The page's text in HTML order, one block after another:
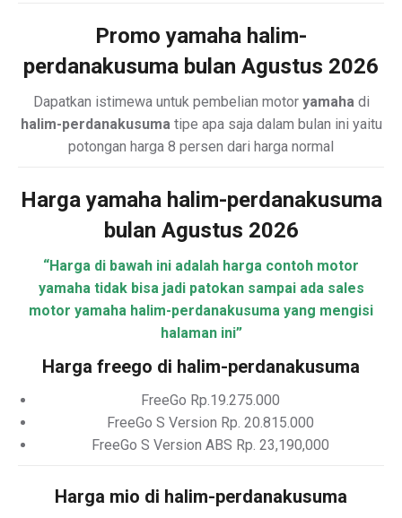
Promo yamaha halim-
perdanakusuma bulan Agustus 2026
Dapatkan istimewa untuk pembelian motor yamahadi
halim-perdanakusumatipe apa saja dalam bulan ini yaitu
potongan harga 8 persen dari harga normal
Harga yamaha halim-perdanakusuma
bulan Agustus 2026
“Harga di bawah ini adalah harga contoh motor
yamaha tidak bisa jadi patokan sampai ada sales
motor yamaha halim-perdanakusuma yang mengisi
halaman ini”
Harga freego di halim-perdanakusuma
FreeGo Rp.19.275.000
FreeGo S Version Rp. 20.815.000
FreeGo S Version ABS Rp. 23,190,000
Harga mio di halim-perdanakusuma